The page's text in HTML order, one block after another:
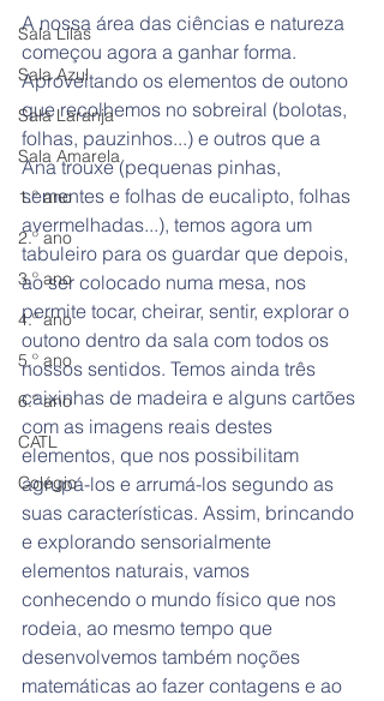
Sala Lilás
Sala Azul
Sala Laranja
Sala Amarela
1.º ano
2.º ano
3.º ano
4.º ano
5.º ano
6.º ano
CATL
Colégio
A nossa área das ciências e natureza
começou agora a ganhar forma.
Aproveitando os elementos de outono
que recolhemos no sobreiral (bolotas,
folhas, pauzinhos...) e outros que a
Ana trouxe (pequenas pinhas,
sementes e folhas de eucalipto, folhas
avermelhadas...), temos agora um
tabuleiro para os guardar que depois,
ao ser colocado numa mesa, nos
permite tocar, cheirar, sentir, explorar o
outono dentro da sala com todos os
nossos sentidos. Temos ainda três
caixinhas de madeira e alguns cartões
com as imagens reais destes
elementos, que nos possibilitam
agrupá-los e arrumá-los segundo as
suas características. Assim, brincando
e explorando sensorialmente
elementos naturais, vamos
conhecendo o mundo físico que nos
rodeia, ao mesmo tempo que
desenvolvemos também noções
matemáticas ao fazer contagens e ao